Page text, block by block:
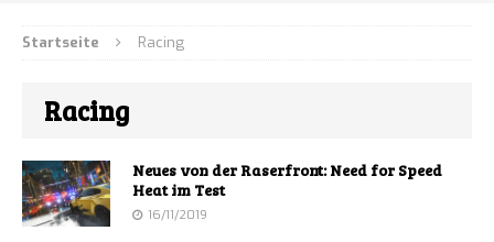
Startseite Racing
Racing
Neues von der Raserfront: Need for Speed
Heat im Test
16/11/2019